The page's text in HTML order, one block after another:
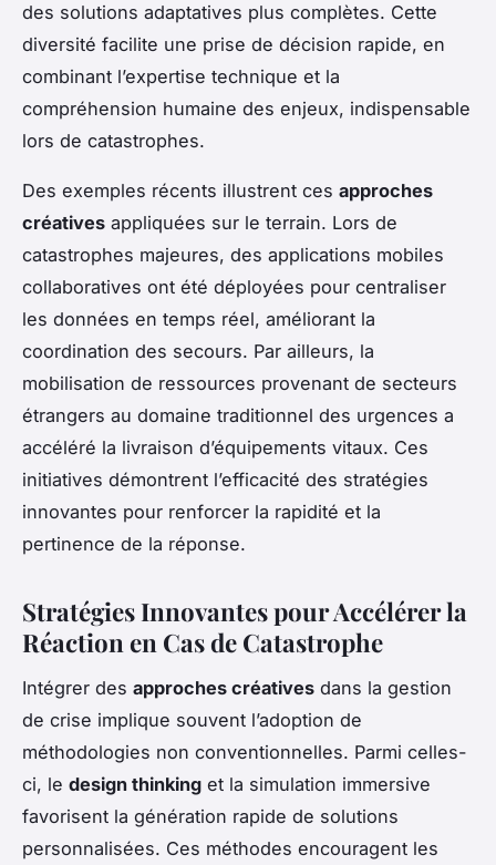
des solutions adaptatives plus complètes. Cette
diversité facilite une prise de décision rapide, en
combinant l’expertise technique et la
compréhension humaine des enjeux, indispensable
lors de catastrophes.
Des exemples récents illustrent ces approches
créatives appliquées sur le terrain. Lors de
catastrophes majeures, des applications mobiles
collaboratives ont été déployées pour centraliser
les données en temps réel, améliorant la
coordination des secours. Par ailleurs, la
mobilisation de ressources provenant de secteurs
étrangers au domaine traditionnel des urgences a
accéléré la livraison d’équipements vitaux. Ces
initiatives démontrent l’efficacité des stratégies
innovantes pour renforcer la rapidité et la
pertinence de la réponse.
Stratégies Innovantes pour Accélérer la
Réaction en Cas de Catastrophe
Intégrer des approches créatives dans la gestion
de crise implique souvent l’adoption de
méthodologies non conventionnelles. Parmi celles-
ci, le design thinking et la simulation immersive
favorisent la génération rapide de solutions
personnalisées. Ces méthodes encouragent les